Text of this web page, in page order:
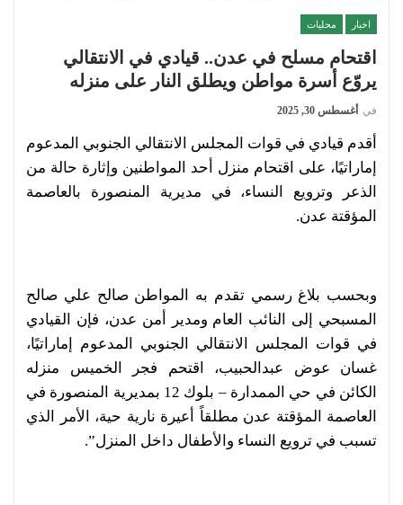
اخبار محليات
اقتحام مسلح في عدن.. قيادي في الانتقالي
يروّع أسرة مواطن ويطلق النار على منزله
في أغسطس 30, 2025
أقدم قيادي في قوات المجلس الانتقالي الجنوبي المدعوم
إماراتيًا، على اقتحام منزل أحد المواطنين وإثارة حالة من
الذعر وترويع النساء، في مديرية المنصورة بالعاصمة
المؤقتة عدن.
وبحسب بلاغ رسمي تقدم به المواطن صالح علي صالح
المسبحي إلى النائب العام ومدير أمن عدن، فإن القيادي
في قوات المجلس الانتقالي الجنوبي المدعوم إماراتيًا،
غسان عوض عبدالحبيب، اقتحم فجر الخميس منزله
الكائن في حي الممدارة – بلوك 12 بمديرية المنصورة في
العاصمة المؤقتة عدن مطلقاً أعيرة نارية حية، الأمر الذي
تسبب في ترويع النساء والأطفال داخل المنزل”.